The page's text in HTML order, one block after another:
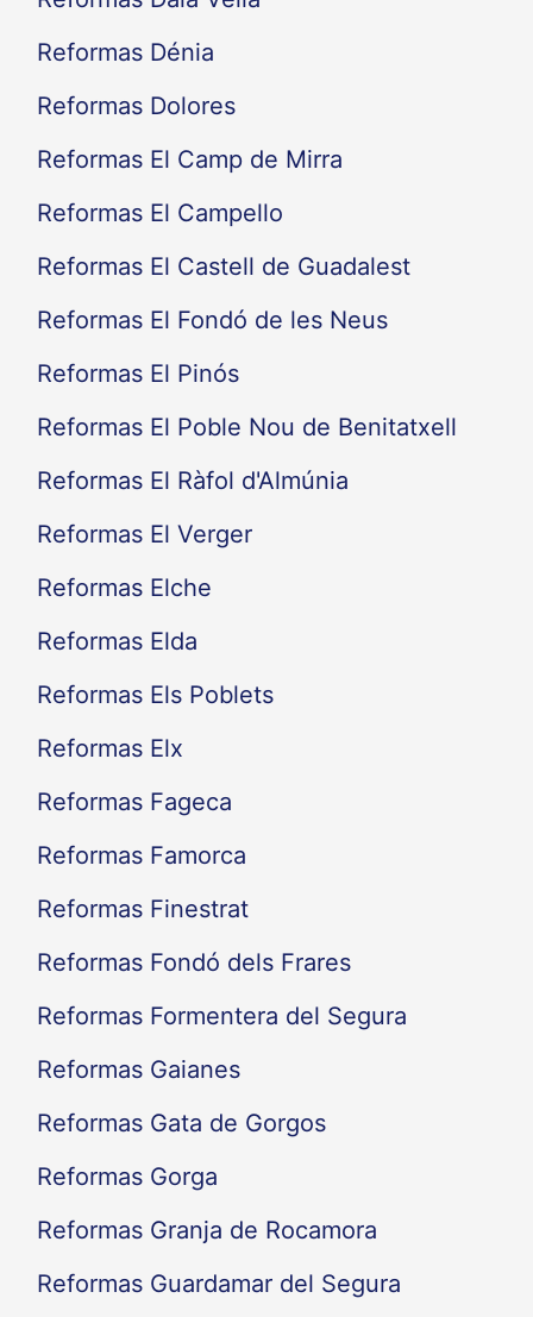
Reformas Dénia
Reformas Dolores
Reformas El Camp de Mirra
Reformas El Campello
Reformas El Castell de Guadalest
Reformas El Fondó de les Neus
Reformas El Pinós
Reformas El Poble Nou de Benitatxell
Reformas El Ràfol d'Almúnia
Reformas El Verger
Reformas Elche
Reformas Elda
Reformas Els Poblets
Reformas Elx
Reformas Fageca
Reformas Famorca
Reformas Finestrat
Reformas Fondó dels Frares
Reformas Formentera del Segura
Reformas Gaianes
Reformas Gata de Gorgos
Reformas Gorga
Reformas Granja de Rocamora
Reformas Guardamar del Segura